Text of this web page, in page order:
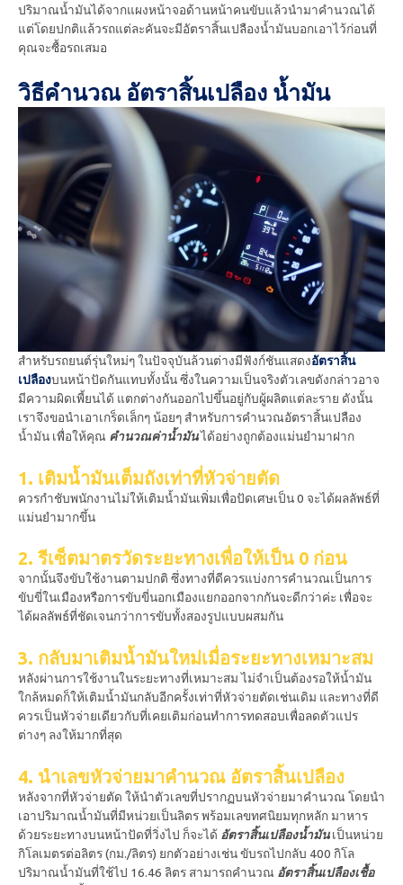
ปริมาณน้ำมันได้จากแผงหน้าจอด้านหน้าคนขับแล้วนำมาคำนวณได้
แต่โดยปกติแล้วรถแต่ละคันจะมีอัตราสิ้นเปลืองน้ำมันบอกเอาไว้ก่อนที่
คุณจะซื้อรถเสมอ
วิธีคำนวณ อัตราสิ้นเปลือง น้ำมัน
สำหรับรถยนต์รุ่นใหม่ๆ ในปัจจุบันล้วนต่างมีฟังก์ชันแสดงอัตราสิ้น
เปลืองบนหน้าปัดกันแทบทั้งนั้น ซึ่งในความเป็นจริงตัวเลขดังกล่าวอาจ
มีความผิดเพี้ยนได้ แตกต่างกันออกไปขึ้นอยู่กับผู้ผลิตแต่ละราย ดังนั้น
เราจึงขอนำเอาเกร็ดเล็กๆ น้อยๆ สำหรับการคำนวณอัตราสิ้นเปลือง
น้ำมัน เพื่อให้คุณ คำนวณค่าน้ำมันได้อย่างถูกต้องแม่นยำมาฝาก
1. เติมน้ำมันเต็มถังเท่าที่หัวจ่ายตัด
ควรกำชับพนักงานไม่ให้เติมน้ำมันเพิ่มเพื่อปัดเศษเป็น 0 จะได้ผลลัพธ์ที่
แม่นยำมากขึ้น
2. รีเซ็ตมาตรวัดระยะทางเพื่อให้เป็น 0 ก่อน
จากนั้นจึงขับใช้งานตามปกติ ซึ่งทางที่ดีควรแบ่งการคำนวณเป็นการ
ขับขี่ในเมืองหรือการขับขี่นอกเมืองแยกออกจากกันจะดีกว่าค่ะ เพื่อจะ
ได้ผลลัพธ์ที่ชัดเจนกว่าการขับทั้งสองรูปแบบผสมกัน
3. กลับมาเติมน้ำมันใหม่เมื่อระยะทางเหมาะสม
หลังผ่านการใช้งานในระยะทางที่เหมาะสม ไม่จำเป็นต้องรอให้น้ำมัน
ใกล้หมดก็ให้เติมน้ำมันกลับอีกครั้งเท่าที่หัวจ่ายตัดเช่นเดิม และทางที่ดี
ควรเป็นหัวจ่ายเดียวกับที่เคยเติมก่อนทำการทดสอบเพื่อลดตัวแปร
ต่างๆ ลงให้มากที่สุด
4. นำเลขหัวจ่ายมาคำนวณ อัตราสิ้นเปลือง
หลังจากที่หัวจ่ายตัด ให้นำตัวเลขที่ปรากฏบนหัวจ่ายมาคำนวณ โดยนำ
เอาปริมาณน้ำมันที่มีหน่วยเป็นลิตร พร้อมเลขทศนิยมทุกหลัก มาหาร
ด้วยระยะทางบนหน้าปัดที่วิ่งไป ก็จะได้ อัตราสิ้นเปลืองน้ำมันเป็นหน่วย
กิโลเมตรต่อลิตร (กม./ลิตร) ยกตัวอย่างเช่นขับรถไปกลับ 400 กิโล
ปริมาณน้ำมันที่ใช้ไป 16.46 ลิตร สามารถคำนวณ อัตราสิ้นเปลืองเชื้อ